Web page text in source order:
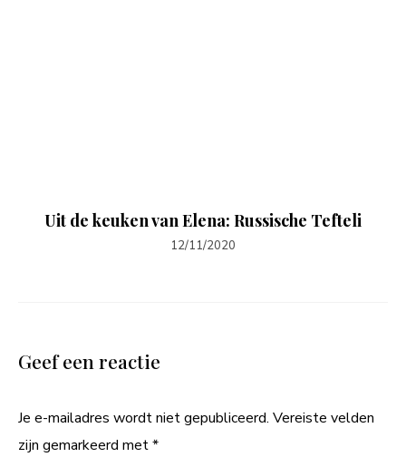
Uit de keuken van Elena: Russische Tefteli
12/11/2020
Geef een reactie
Je e-mailadres wordt niet gepubliceerd. Vereiste velden
zijn gemarkeerd met*